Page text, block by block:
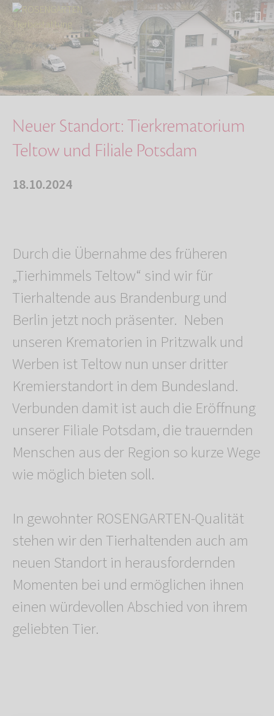
Start Über uns
Aktuelles
Neuer Standort: Tierkrematorium Teltow und Fi…
Neuer Standort: Tierkrematorium
Teltow und Filiale Potsdam
18.10.2024
Durch die Übernahme des früheren
„Tierhimmels Teltow“ sind wir für
Tierhaltende aus Brandenburg und
Berlin jetzt noch präsenter. Neben
unseren Krematorien in Pritzwalk und
Werben ist Teltow nun unser dritter
Kremierstandort in dem Bundesland.
Verbunden damit ist auch die Eröffnung
unserer Filiale Potsdam, die trauernden
Menschen aus der Region so kurze Wege
wie möglich bieten soll.
In gewohnter ROSENGARTEN-Qualität
stehen wir den Tierhaltenden auch am
neuen Standort in herausfordernden
Momenten bei und ermöglichen ihnen
einen würdevollen Abschied von ihrem
geliebten Tier.